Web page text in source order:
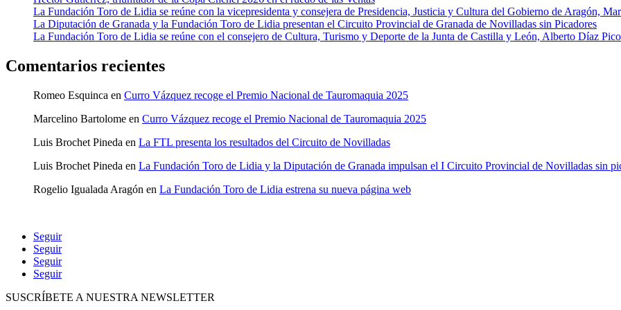
La Fundación Toro de Lidia se reúne con la vicepresidenta y consejera de Presidencia, Justicia y Cultura del Gobierno de Aragón,
La Diputación de Granada y la Fundación Toro de Lidia presentan el Circuito Provincial de Granada de Novilladas sin Picadores
La Fundación Toro de Lidia se reúne con el consejero de Cultura, Turismo y Deporte de la Junta de Castilla y León, Alberto Díaz Pico
Comentarios recientes
Romeo Esquinca en Curro Vázquez recoge el Premio Nacional de Tauromaquia 2025
Marcelino Bartolome en Curro Vázquez recoge el Premio Nacional de Tauromaquia 2025
Luis Brochet Pineda en La FTL presenta los resultados del Circuito de Novilladas
Luis Brochet Pineda en La Fundación Toro de Lidia y la Diputación de Granada impulsan el I Circuito Provincial de Novilladas sin
Rogelio Igualada Aragón en La Fundación Toro de Lidia estrena su nueva página web
Seguir
Seguir
Seguir
Seguir
SUSCRÍBETE A NUESTRA NEWSLETTER